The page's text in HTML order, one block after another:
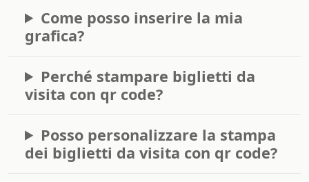
Come posso inserire la mia
grafica?
Perché stampare biglietti da
visita con qr code?
Posso personalizzare la stampa
dei biglietti da visita con qr code?